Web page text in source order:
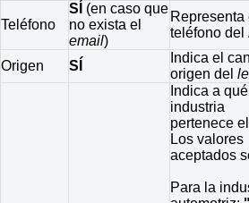
Teléfono
SÍ (en caso que
no exista el
email)
Representa
teléfono del
Origen SÍ
Indica el
origen del
Indica a qué
industria
pertenece el
Los valores
aceptados
Para la